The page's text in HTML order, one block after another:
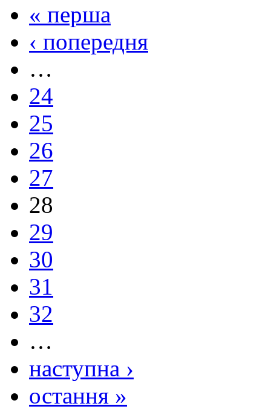
« перша
‹ попередня
…
24
25
26
27
28
29
30
31
32
…
наступна ›
остання »